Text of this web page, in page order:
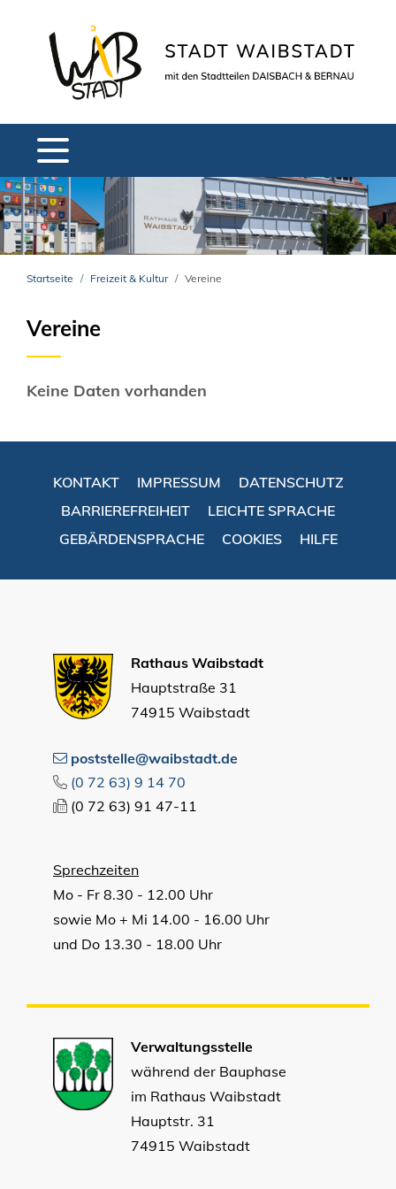
Startseite Freizeit & Kultur Vereine
Vereine
Keine Daten vorhanden
KONTAKT IMPRESSUM
DATENSCHUTZ
BARRIEREFREIHEIT
LEICHTE SPRACHE
GEBÄRDENSPRACHE
COOKIES HILFE
Rathaus Waibstadt
Hauptstraße 31
74915 Waibstadt
poststelle@waibstadt.de
(0 72 63) 9 14 70
(0 72 63) 91 47-11
Sprechzeiten
Mo - Fr 8.30 - 12.00 Uhr
sowie Mo + Mi 14.00 - 16.00 Uhr
und Do 13.30 - 18.00 Uhr
Verwaltungsstelle
während der Bauphase
im Rathaus Waibstadt
Hauptstr. 31
74915 Waibstadt